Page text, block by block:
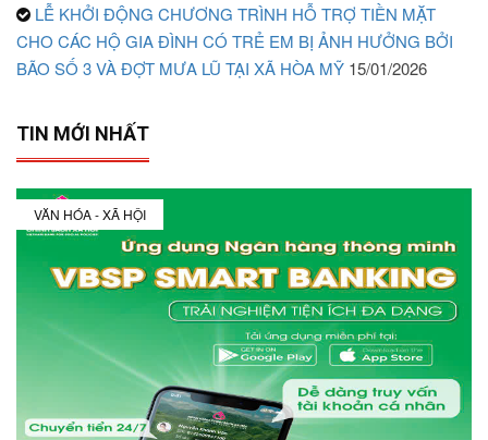
LỄ KHỞI ĐỘNG CHƯƠNG TRÌNH HỖ TRỢ TIỀN MẶT
CHO CÁC HỘ GIA ĐÌNH CÓ TRẺ EM BỊ ẢNH HƯỞNG BỞI
BÃO SỐ 3 VÀ ĐỢT MƯA LŨ TẠI XÃ HÒA MỸ 15/01/2026
TIN MỚI NHẤT
VĂN HÓA - XÃ HỘI